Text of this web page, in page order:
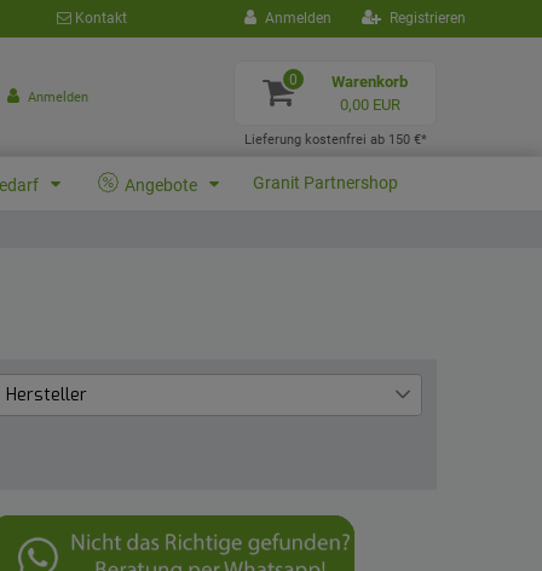
Kontakt Anmelden Registrieren
Anmelden
0
Warenkorb
0,00 EUR
Lieferung kostenfrei ab 150 €*
Angebote Granit Partnershop
Hersteller